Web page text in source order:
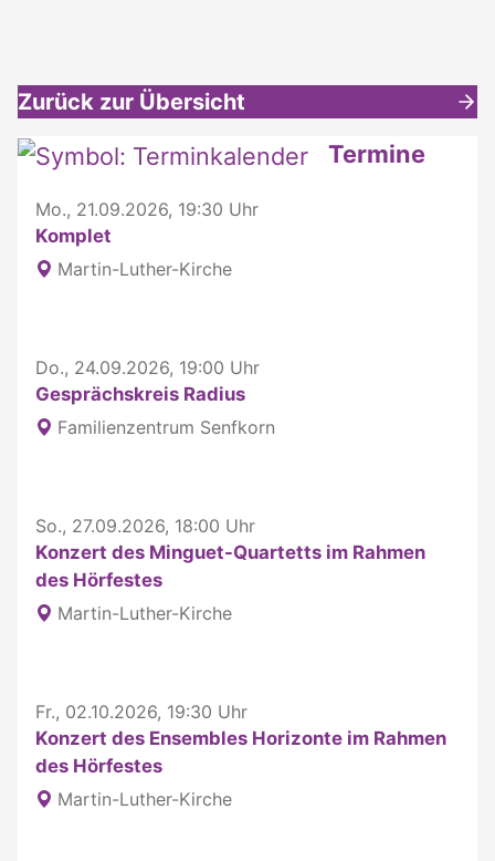
Zurück zur Übersicht
Weitere interessante Inhalte Termine
Mo., 21.09.2026, 19:30 Uhr
Komplet
Martin-Luther-Kirche
Do., 24.09.2026, 19:00 Uhr
Gesprächskreis Radius
Familienzentrum Senfkorn
So., 27.09.2026, 18:00 Uhr
Konzert des Minguet-Quartetts im Rahmen
des Hörfestes
Martin-Luther-Kirche
Fr., 02.10.2026, 19:30 Uhr
Konzert des Ensembles Horizonte im Rahmen
des Hörfestes
Martin-Luther-Kirche